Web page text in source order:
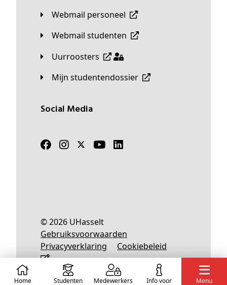
Webmail personeel
Webmail studenten
Uurroosters
Mijn studentendossier
Social Media
© 2026 UHasselt
Gebruiksvoorwaarden
Privacyverklaring
Cookiebeleid
Home Studenten Medewerkers info voor Menu